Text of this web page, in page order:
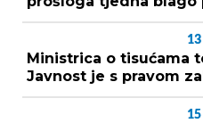
13
Ministrica o tisućama
Javnost je s pravom
15